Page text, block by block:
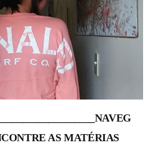
AS MATÉRIAS